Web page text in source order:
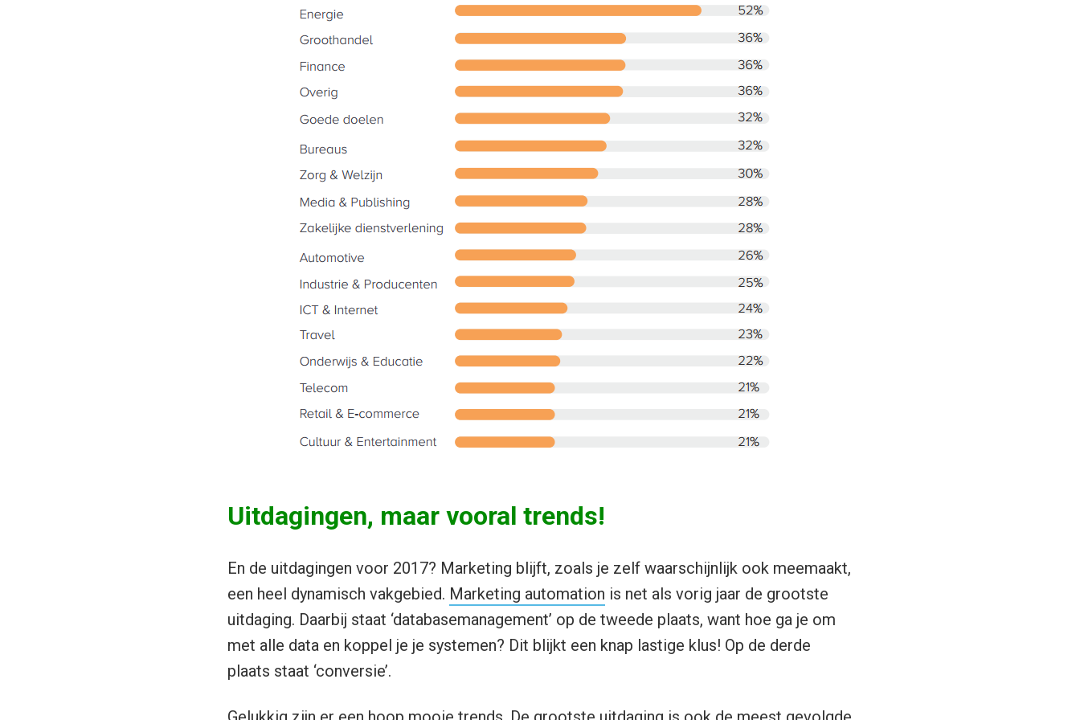
Uitdagingen, maar vooral trends!
En de uitdagingen voor 2017? Marketing blijft, zoals je zelf waarschijnlijk ook meemaakt,
een heel dynamisch vakgebied. Marketing automation is net als vorig jaar de grootste
uitdaging. Daarbij staat ‘databasemanagement’ op de tweede plaats, want hoe ga je om
met alle data en koppel je je systemen? Dit blijkt een knap lastige klus! Op de derde
plaats staat ‘conversie’.